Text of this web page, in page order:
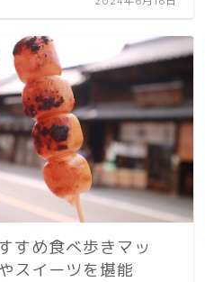
すめ食べ歩きマッ
スイーツを堪能